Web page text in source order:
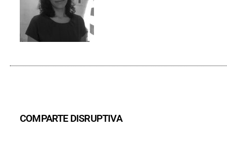
COMPARTE DISRUPTIVA